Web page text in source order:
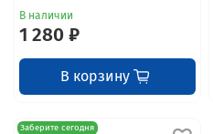
В наличии
1 280 ₽
В корзину
Заберите сегодня